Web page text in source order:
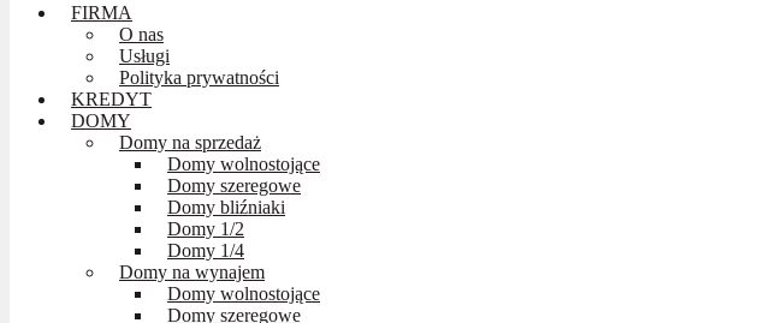
FIRMA
O nas
Usługi
Polityka prywatności
KREDYT
DOMY
Domy na sprzedaż
Domy wolnostojące
Domy szeregowe
Domy bliźniaki
Domy 1/2
Domy 1/4
Domy na wynajem
Domy wolnostojące
Domy szeregowe